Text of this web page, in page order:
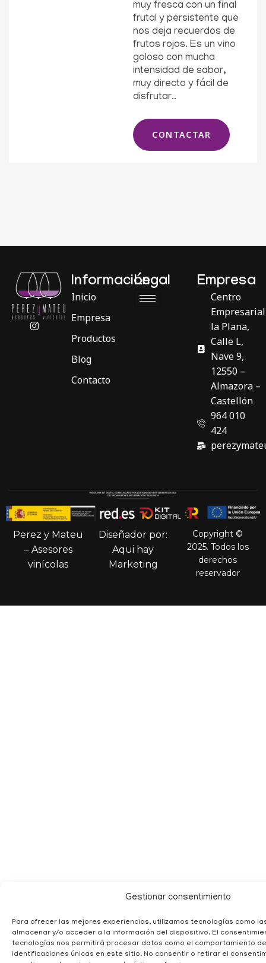
Gestionar consentimiento
Para ofrecer las mejores experiencias, utilizamos tecnologías como
almacenar y/o acceder a la información del dispositivo. El
tecnologías nos permitirá procesar datos como el comportamiento
identificaciones únicas en este sitio. No consentir o retirar el
muy fresca con un final
frutal y persistente que
nos deja recuerdos de
frutos rojos. Es un vino
goloso con mucha
intensidad de sabor,
muy directo y fácil de
disfrutar..
CONTACTAR
Información
Inicio
Empresa
Productos
Blog
Contacto
Legal Empresa
Centro
Empresarial
la Plana,
Calle L,
Nave 9,
12550 –
Almazora –
Castellón
964 010
424
Perez y Mateu
– Asesores
vinícolas
Diseñador por:
Aqui hay
Marketing
Copyright ©
2025. Todos los
derechos
reservador